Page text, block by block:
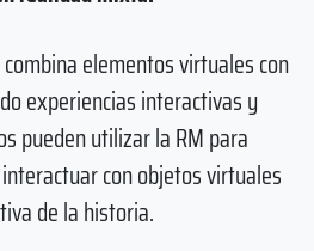
elementos virtuales con
experiencias interactivas y
pueden utilizar la RM para
con objetos virtuales
de la historia.